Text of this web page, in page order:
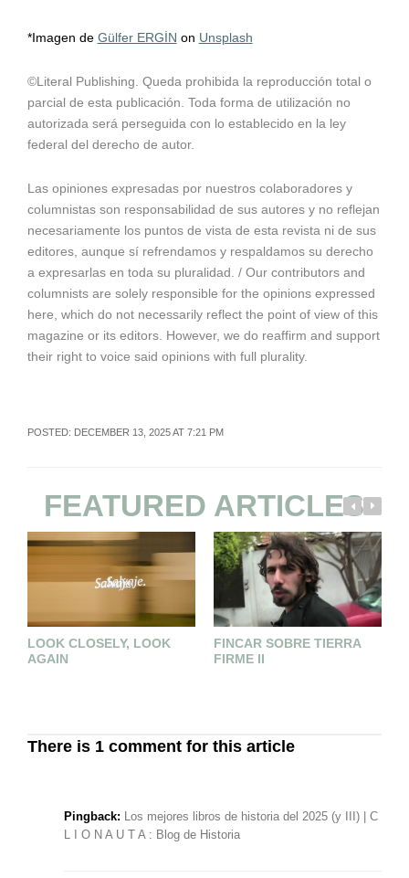
*Imagen de Gülfer ERGİN on Unsplash
©Literal Publishing. Queda prohibida la reproducción total o
parcial de esta publicación. Toda forma de utilización no
autorizada será perseguida con lo establecido en la ley
federal del derecho de autor.
Las opiniones expresadas por nuestros colaboradores y
columnistas son responsabilidad de sus autores y no reflejan
necesariamente los puntos de vista de esta revista ni de sus
editores, aunque sí refrendamos y respaldamos su derecho
a expresarlas en toda su pluralidad. / Our contributors and
columnists are solely responsible for the opinions expressed
here, which do not necessarily reflect the point of view of this
magazine or its editors. However, we do reaffirm and support
their right to voice said opinions with full plurality.
POSTED: DECEMBER 13, 2025 AT 7:21 PM
FEATURED ARTICLES
LOOK CLOSELY, LOOK
AGAIN
FINCAR SOBRE TIERRA
FIRME II
There is 1 comment for this article
Pingback:
Los mejores libros de historia del 2025 (y III) | C
L I O N A U T A : Blog de Historia